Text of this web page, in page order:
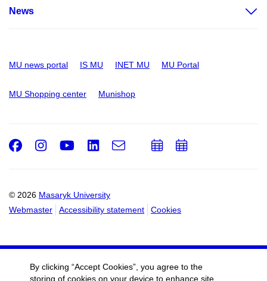
News
MU news portal IS MU INET MU MU Portal
MU Shopping center Munishop
© 2026 Masaryk University
Webmaster
Accessibility statement Cookies
Facebook
Instagram
Youtube
LinkedIn
e-
AddAdd
By clicking “Accept Cookies”, you agree to the
storing of cookies on your device to enhance site